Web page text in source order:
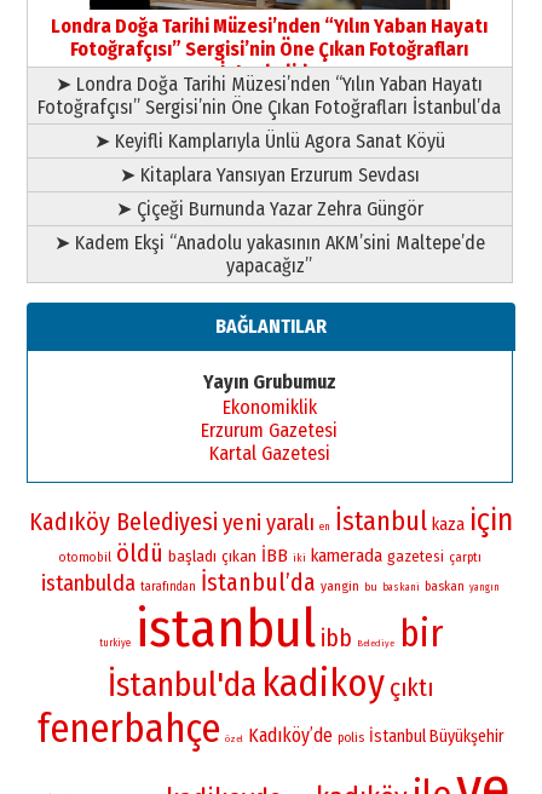
Şampiyonluk Sebahattin Şirin’e
yazar
11 Mayıs 2026 Pazartesi
Londra Doğa Tarihi Müzesi’nden “Yılın Yaban Hayatı
Fotoğrafçısı” Sergisi’nin Öne Çıkan Fotoğrafları
İstanbul’da
➤ Londra Doğa Tarihi Müzesi’nden “Yılın Yaban Hayatı
Fotoğrafçısı” Sergisi’nin Öne Çıkan Fotoğrafları İstanbul’da
➤ Keyifli Kamplarıyla Ünlü Agora Sanat Köyü
➤ Kitaplara Yansıyan Erzurum Sevdası
➤ Çiçeği Burnunda Yazar Zehra Güngör
➤ Kadem Ekşi “Anadolu yakasının AKM’sini Maltepe’de
yapacağız”
BAĞLANTILAR
Yayın Grubumuz
Ekonomiklik
Erzurum Gazetesi
Kartal Gazetesi
Kadıköy Belediyesi yeni yaralı en İstanbul kaza için
otomobil öldü başladı çıkan İBB iki kamerada gazetesi çarptı
istanbulda tarafından İstanbul’da yangin bu baskani baskan yangın
turkiye istanbul ibb Belediye bir
İstanbul'da kadikoy çıktı
fenerbahçe özel Kadıköy’de polis İstanbul Büyükşehir